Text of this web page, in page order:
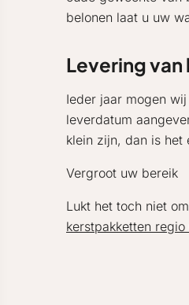
belonen laat u uw
Levering
Ieder jaar mogen
leverdatum
klein zijn, dan is het
Vergroot uw bereik
Lukt het toch niet
kerstpakketten regio